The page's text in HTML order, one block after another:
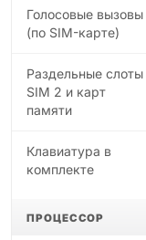
Голосовые вызовы
(по SIM-карте)
Раздельные слоты
SIM 2 и карт
памяти
Клавиатура в
комплекте
ПРОЦЕССОР